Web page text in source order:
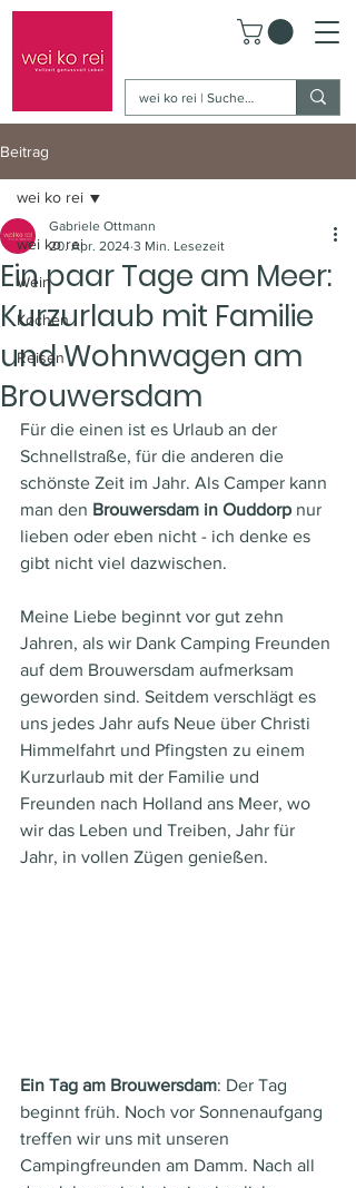
Beitrag
wei ko rei
Wein
Kochen
Reisen
wei ko rei
Ein paar Tage am Meer:
Kurzurlaub mit Familie
und Wohnwagen am
Brouwersdam
Gabriele Ottmann
20. Apr. 2024 3 Min. Lesezeit
Für die einen ist es Urlaub an der
Schnellstraße, für die anderen die
schönste Zeit im Jahr. Als Camper kann
man den Brouwersdam in Ouddorp nur
lieben oder eben nicht - ich denke es
gibt nicht viel dazwischen.
Meine Liebe beginnt vor gut zehn
Jahren, als wir Dank Camping Freunden
auf dem Brouwersdam aufmerksam
geworden sind. Seitdem verschlägt es
uns jedes Jahr aufs Neue über Christi
Himmelfahrt und Pfingsten zu einem
Kurzurlaub mit der Familie und
Freunden nach Holland ans Meer, wo
wir das Leben und Treiben, Jahr für
Jahr, in vollen Zügen genießen.
Ein Tag am Brouwersdam: Der Tag
beginnt früh. Noch vor Sonnenaufgang
treffen wir uns mit unseren
Campingfreunden am Damm. Nach all